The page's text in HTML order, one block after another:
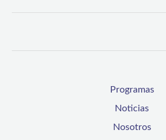
Programas
Noticias
Nosotros